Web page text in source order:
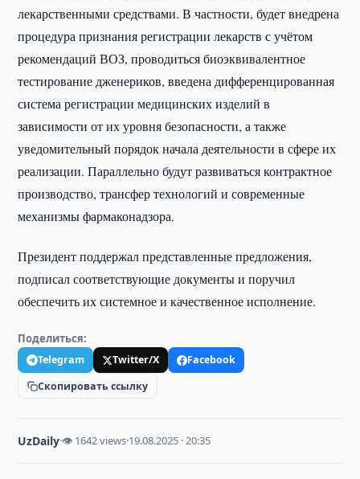
лекарственными средствами. В частности, будет внедрена
процедура признания регистрации лекарств с учётом
рекомендаций ВОЗ, проводиться биоэквивалентное
тестирование дженериков, введена дифференцированная
система регистрации медицинских изделий в
зависимости от их уровня безопасности, а также
уведомительный порядок начала деятельности в сфере их
реализации. Параллельно будут развиваться контрактное
производство, трансфер технологий и современные
механизмы фармаконадзора.
Президент поддержал представленные предложения,
подписал соответствующие документы и поручил
обеспечить их системное и качественное исполнение.
Поделиться:
Telegram Twitter/X
Facebook
Скопировать ссылку
UzDaily·👁 1642 views·19.08.2025 · 20:35